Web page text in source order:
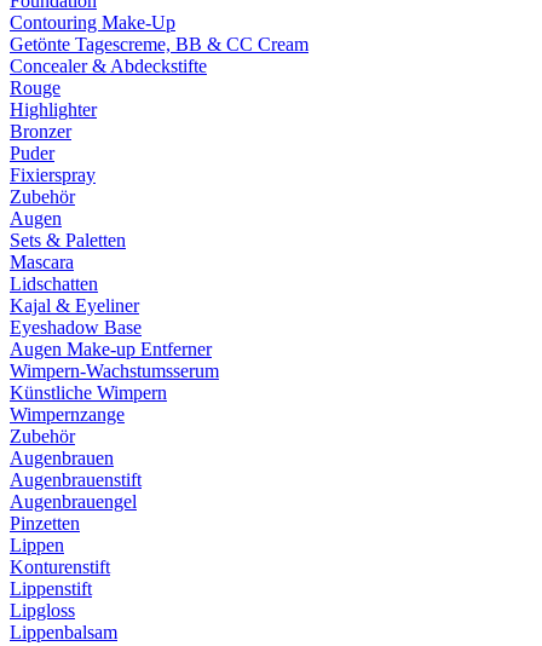
Contouring Make-Up
Getönte Tagescreme, BB & CC Cream
Concealer & Abdeckstifte
Rouge
Highlighter
Bronzer
Puder
Fixierspray
Zubehör
Augen
Sets & Paletten
Mascara
Lidschatten
Kajal & Eyeliner
Eyeshadow Base
Augen Make-up Entferner
Wimpern-Wachstumsserum
Künstliche Wimpern
Wimpernzange
Zubehör
Augenbrauen
Augenbrauenstift
Augenbrauengel
Pinzetten
Lippen
Konturenstift
Lippenstift
Lipgloss
Lippenbalsam